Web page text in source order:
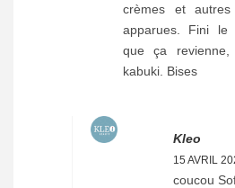
crèmes et
apparues. Fini le
que ça revienne,
kabuki. Bises
Kleo
15 AVRIL
coucou